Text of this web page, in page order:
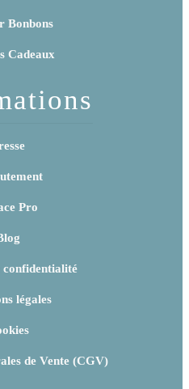
Bonbons
Cadeaux
Pro
confidentialité
légales
de Vente (CGV)